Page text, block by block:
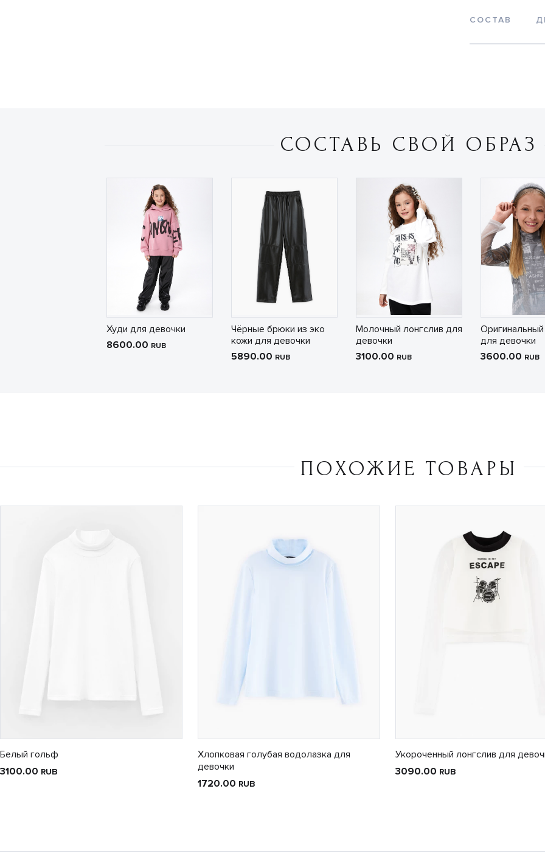
СОСТАВ
СОСТАВЬ СВОЙ ОБРАЗ
Худи для девочки
8600.00 RUB
Чёрные брюки из эко
кожи для девочки
5890.00 RUB
Молочный лонгслив для
девочки
3100.00 RUB
для девочки
3600.00 RUB
ПОХОЖИЕ ТОВАРЫ
Белый гольф
3100.00 RUB
Хлопковая голубая водолазка для
девочки
1720.00 RUB
Укороченный лонгслив для
3090.00 RUB